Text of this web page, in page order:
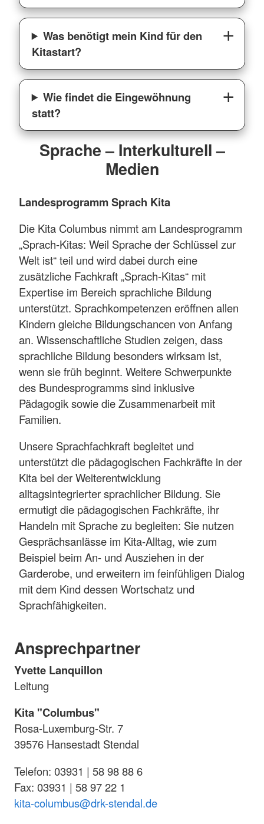
Was benötigt mein Kind für den
Kitastart?
Wie findet die Eingewöhnung
statt?
Sprache – Interkulturell –
Medien
Landesprogramm Sprach Kita
Die Kita Columbus nimmt am Landesprogramm
„Sprach-Kitas: Weil Sprache der Schlüssel zur
Welt ist“ teil und wird dabei durch eine
zusätzliche Fachkraft „Sprach-Kitas“ mit
Expertise im Bereich sprachliche Bildung
unterstützt. Sprachkompetenzen eröffnen allen
Kindern gleiche Bildungschancen von Anfang
an. Wissenschaftliche Studien zeigen, dass
sprachliche Bildung besonders wirksam ist,
wenn sie früh beginnt. Weitere Schwerpunkte
des Bundesprogramms sind inklusive
Pädagogik sowie die Zusammenarbeit mit
Familien.
Unsere Sprachfachkraft begleitet und
unterstützt die pädagogischen Fachkräfte in der
Kita bei der Weiterentwicklung
alltagsintegrierter sprachlicher Bildung. Sie
ermutigt die pädagogischen Fachkräfte, ihr
Handeln mit Sprache zu begleiten: Sie nutzen
Gesprächsanlässe im Kita-Alltag, wie zum
Beispiel beim An- und Ausziehen in der
Garderobe, und erweitern im feinfühligen Dialog
mit dem Kind dessen Wortschatz und
Sprachfähigkeiten.
Ansprechpartner
Yvette Lanquillon
Leitung
Kita "Columbus"
Rosa-Luxemburg-Str. 7
39576 Hansestadt Stendal
Telefon: 03931 | 58 98 88 6
Fax: 03931 | 58 97 22 1
kita-columbus@drk-stendal.de